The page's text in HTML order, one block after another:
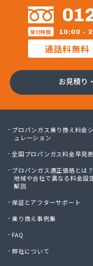
株式会社ホームガ
株式会社マルエイ
株式会社マルコー
株式会社マルハチ
株式会社マルマン
株式会社ヤマアキ
株式会社よしや商店
株式会社リピックス
株式会社リピック
株式会社一プロ
株式会社稲藤商店
株式会社稲葉エネク
株式会社宇佐美プロ
株式会社下林
株式会社桑原商事
受付時間 10:00 -
通話料無料
お見積り
プロパンガス乗り換え料金
ュレーション
全国プロパンガス料金早見表
プロパンガス適正価格とは？
地域や会社で異なる料金設
解説
保証とアフターサポート
乗り換え事例集
FAQ
弊社について